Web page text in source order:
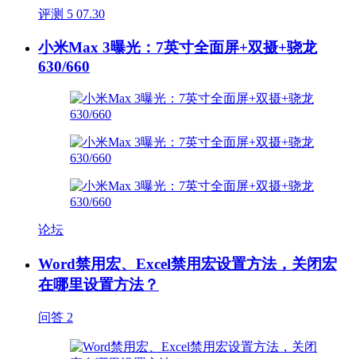
评测 5 07.30
小米Max 3曝光：7英寸全面屏+双摄+骁龙
630/660
论坛
Word禁用宏、Excel禁用宏设置方法，关闭宏
在哪里设置方法？
问答 2